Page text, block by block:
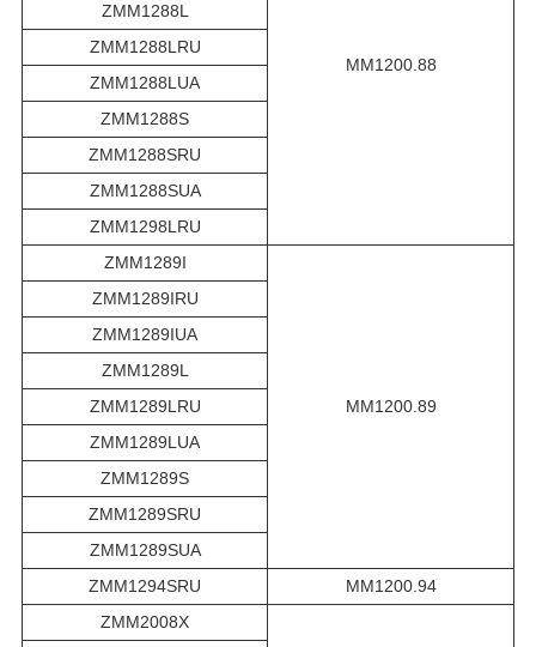
MM1200.88
ZMM1288L
ZMM1288LRU
ZMM1288LUA
ZMM1288S
ZMM1288SRU
ZMM1288SUA
ZMM1298LRU
ZMM1289I
MM1200.89
ZMM1289IRU
ZMM1289IUA
ZMM1289L
ZMM1289LRU
ZMM1289LUA
ZMM1289S
ZMM1289SRU
ZMM1289SUA
ZMM1294SRU
MM1200.94
ZMM2008X